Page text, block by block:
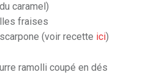
caramel)
fraises
(voir recette ici)
ramolli coupé en dés